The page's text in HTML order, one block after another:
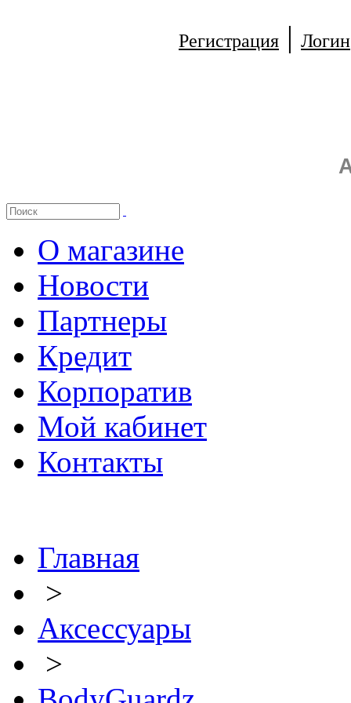
Регистрация | Логин
О магазине
Новости
Партнеры
Кредит
Корпоратив
Мой кабинет
Контакты
Главная
>
Аксессуары
>